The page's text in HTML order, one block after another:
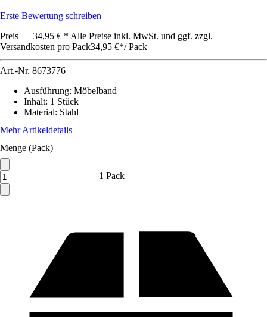
Erste Bewertung schreiben
Preis — 34,95 € * Alle Preise inkl. MwSt. und ggf. zzgl.
Versandkosten pro Pack34,95 €*/ Pack
Art.-Nr. 8673776
Ausführung: Möbelband
Inhalt: 1 Stück
Material: Stahl
Mehr Artikeldetails
Menge (Pack)
1 Pack